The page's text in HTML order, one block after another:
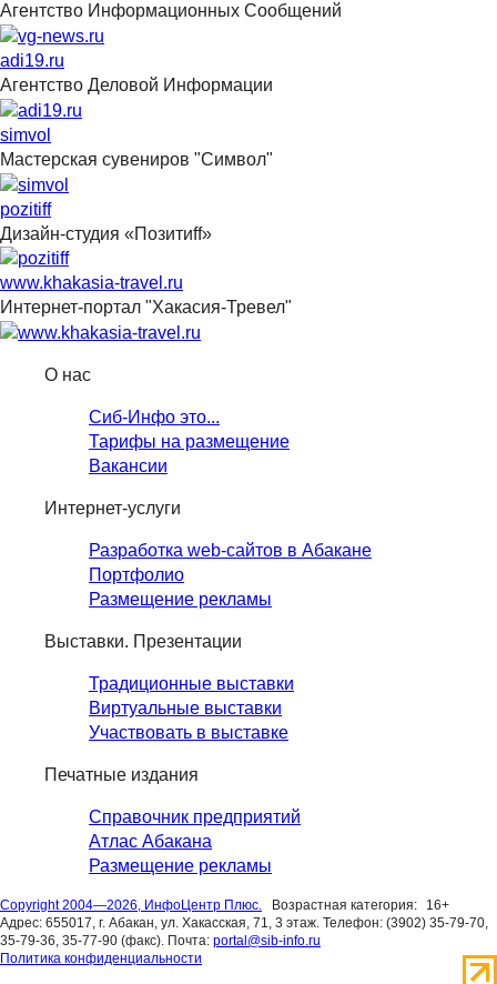
Агентство Информационных Сообщений
adi19.ru
Агентство Деловой Информации
simvol
Мастерская сувениров "Символ"
pozitiff
Дизайн-студия «Позитиff»
www.khakasia-travel.ru
Интернет-портал "Хакасия-Тревел"
О нас
Сиб-Инфо это...
Тарифы на размещение
Вакансии
Интернет-услуги
Разработка web-сайтов в Абакане
Портфолио
Размещение рекламы
Выставки. Презентации
Традиционные выставки
Виртуальные выставки
Участвовать в выставке
Печатные издания
Справочник предприятий
Атлас Абакана
Размещение рекламы
Copyright 2004—2026, ИнфоЦентр Плюс. Возрастная категория:
16+
Адрес: 655017, г. Абакан, ул. Хакасская, 71, 3 этаж. Телефон: (3902) 35-79-70,
35-79-36, 35-77-90 (факс). Почта: portal@sib-info.ru
Политика конфиденциальности